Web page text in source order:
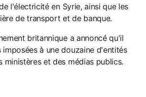
l'électricité en Syrie, ainsi que les
de transport et de banque.
britannique a annoncé qu'il
imposées à une douzaine d'entités
ministères et des médias publics.